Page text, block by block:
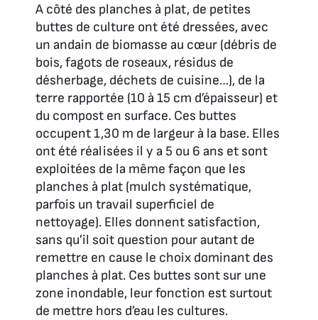
A côté des planches à plat, de petites
buttes de culture ont été dressées, avec
un andain de biomasse au cœur (débris de
bois, fagots de roseaux, résidus de
désherbage, déchets de cuisine…), de la
terre rapportée (10 à 15 cm d’épaisseur) et
du compost en surface. Ces buttes
occupent 1,30 m de largeur à la base. Elles
ont été réalisées il y a 5 ou 6 ans et sont
exploitées de la même façon que les
planches à plat (mulch systématique,
parfois un travail superficiel de
nettoyage). Elles donnent satisfaction,
sans qu’il soit question pour autant de
remettre en cause le choix dominant des
planches à plat. Ces buttes sont sur une
zone inondable, leur fonction est surtout
de mettre hors d’eau les cultures.